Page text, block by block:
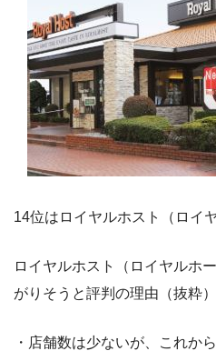
14位はロイヤルホスト（ロイ
ロイヤルホスト（ロイヤルホ
がりそうと評判の理由（抜粋）
・店舗数は少ないが、これか